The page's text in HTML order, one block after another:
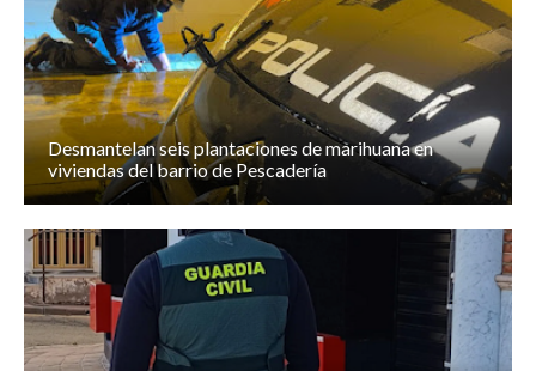
Desmantelan seis plantaciones de marihuana en
viviendas del barrio de Pescadería